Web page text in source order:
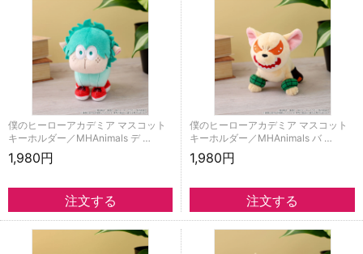
僕のヒーローアカデミア マスコット
キーホルダー／MHAnimals デ …
1,980円
僕のヒーローアカデミア マスコット
キーホルダー／MHAnimals バ …
1,980円